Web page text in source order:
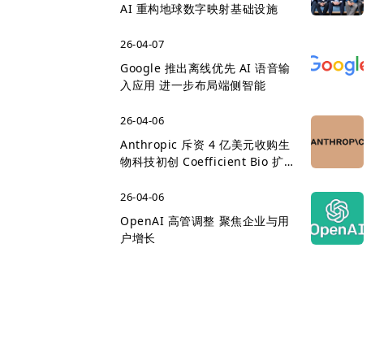
AI 重构地球数字映射基础设施
26-04-07
Google 推出离线优先 AI 语音输
入应用 进一步布局端侧智能
26-04-06
Anthropic 斥资 4 亿美元收购生
物科技初创 Coefficient Bio 扩
26-04-06
OpenAI 高管调整 聚焦企业与用
户增长